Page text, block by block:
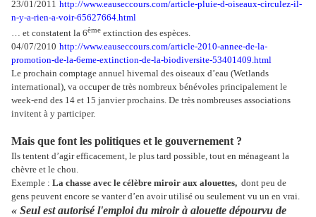
23/01/2011 http://www.eauseccours.com/article-pluie-d-oiseaux-circulez-il-
n-y-a-rien-a-voir-65627664.html
… et constatent la 6ème extinction des espèces.
04/07/2010 http://www.eauseccours.com/article-2010-annee-de-la-
promotion-de-la-6eme-extinction-de-la-biodiversite-53401409.html
Le prochain comptage annuel hivernal des oiseaux d’eau (Wetlands
international), va occuper de très nombreux bénévoles principalement le
week-end des 14 et 15 janvier prochains. De très nombreuses associations
invitent à y participer.
Mais que font les politiques et le gouvernement ?
Ils tentent d’agir efficacement, le plus tard possible, tout en ménageant la
chèvre et le chou.
Exemple : La chasse avec le célèbre miroir aux alouettes, dont peu de
gens peuvent encore se vanter d’en avoir utilisé ou seulement vu un en vrai.
« Seul est autorisé l'emploi du miroir à alouette dépourvu de